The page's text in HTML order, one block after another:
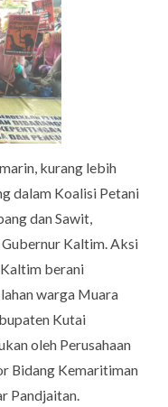
kurang lebih
dalam Koalisi Petani
dan Sawit,
Kaltim. Aksi
berani
warga Muara
Kutai
oleh Perusahaan
Bidang Kemaritiman
Pandjaitan.